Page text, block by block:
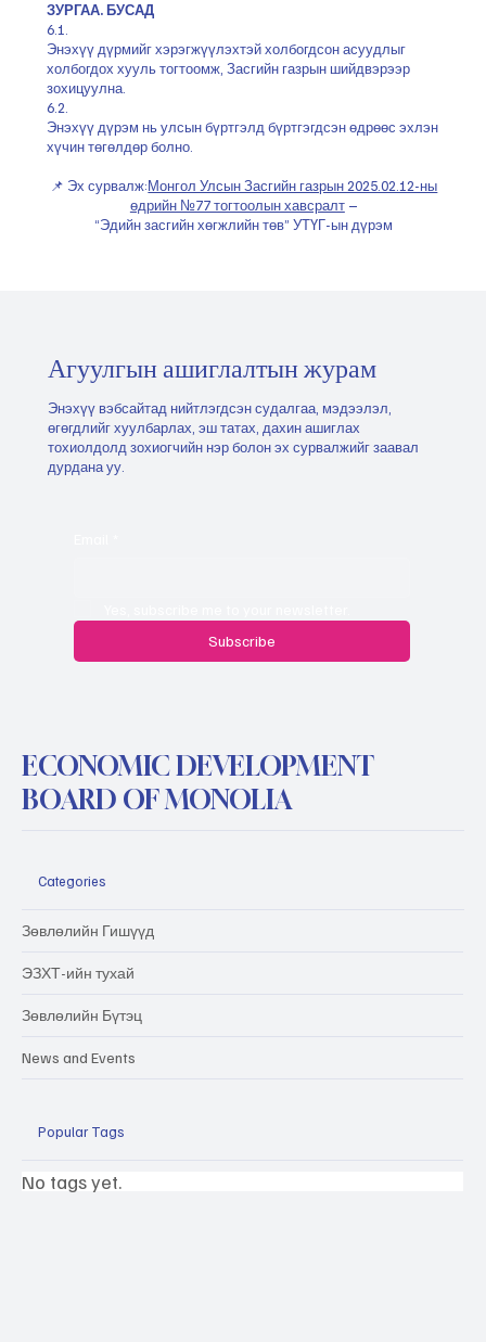
ЗУРГАА. БУСАД
6.1.
Энэхүү дүрмийг хэрэгжүүлэхтэй холбогдсон асуудлыг
холбогдох хууль тогтоомж, Засгийн газрын шийдвэрээр
зохицуулна.
6.2.
Энэхүү дүрэм нь улсын бүртгэлд бүртгэгдсэн өдрөөс эхлэн
хүчин төгөлдөр болно.
📌 Эх сурвалж:Монгол Улсын Засгийн газрын 2025.02.12-ны
өдрийн №77 тогтоолын хавсралт–
“Эдийн засгийн хөгжлийн төв” УТҮГ-ын дүрэм
Агуулгын ашиглалтын журам
Subscribe
Энэхүү вэбсайтад нийтлэгдсэн судалгаа, мэдээлэл,
өгөгдлийг хуулбарлах, эш татах, дахин ашиглах
тохиолдолд зохиогчийн нэр болон эх сурвалжийг заавал
дурдана уу.
ECONOMIC DEVELOPMENT
BOARD OF MONOLIA
Categories
Зөвлөлийн Гишүүд
ЭЗХТ-ийн тухай
Зөвлөлийн Бүтэц
News and Events
Popular Tags
No tags yet.